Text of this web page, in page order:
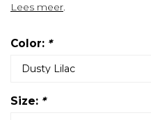
Lees meer.
Color: *
Size: *